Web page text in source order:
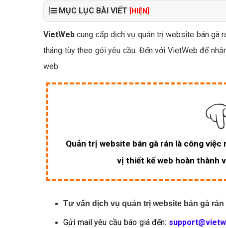
MỤC LỤC BÀI VIẾT [HIỆN]
VietWeb cung cấp dịch vụ quản trị website bán gà
tháng tùy theo gói yêu cầu. Đến với VietWeb để
web.
Quản trị website bán gà rán là công việc
vị thiết kế web hoàn thành
Tư vấn dịch vụ quản trị website bán gà rán
Gửi mail yêu cầu báo giá đến: